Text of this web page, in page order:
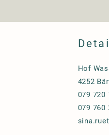
Hof
4252
079 720
079 760